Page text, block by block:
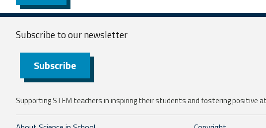
Subscribe to ournewsletter
Subscribe
Supporting STEM teachers in inspiring their students and fostering positive